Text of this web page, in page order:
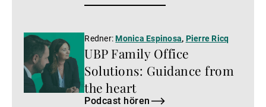
Podcast
hören
UBP Family Office
Solutions: Guidance from
the heart
Redner:Monica Espinosa, Pierre Ricq
Podcast hören